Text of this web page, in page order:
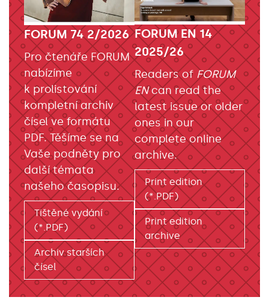
FORUM 74 2/2026
Pro čtenáře FORUM
nabízíme
k prolistování
kompletní archiv
čísel ve formátu
PDF. Těšíme se na
Vaše podněty pro
další témata
našeho časopisu.
Tištěné vydání
(*.PDF)
Archiv starších
čísel
FORUM EN 14
2025/26
Readers of FORUM
ENcan read the
latest issue or older
ones in our
complete online
archive.
Print edition
(*.PDF)
Print edition
archive